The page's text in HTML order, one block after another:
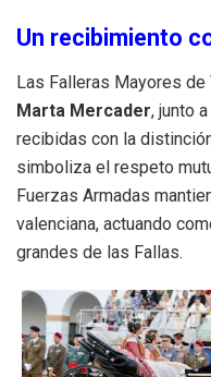
Un recibimiento
Las Falleras Mayores de
Marta Mercader, junto
recibidas con la
simboliza el respeto
Fuerzas Armadas
valenciana, actuando
grandes de las Fallas.